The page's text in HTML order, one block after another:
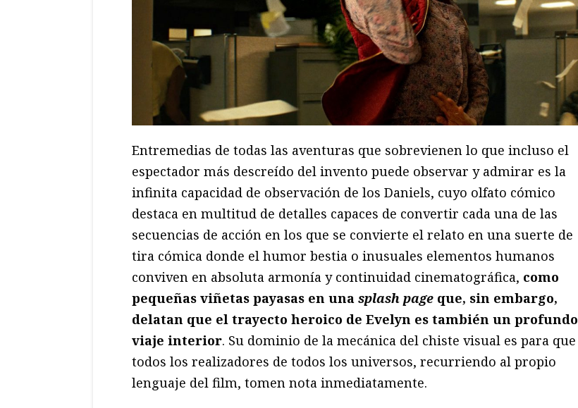
Entremedias de todas las aventuras que sobrevienen lo que incluso el
espectador más descreído del invento puede observar y admirar es la
infinita capacidad de observación de los Daniels, cuyo olfato cómico
destaca en multitud de detalles capaces de convertir cada una de las
secuencias de acción en los que se convierte el relato en una suerte de
tira cómica donde el humor bestia o inusuales elementos humanos
conviven en absoluta armonía y continuidad cinematográfica, como
pequeñas viñetas payasas en una splash page que, sin embargo,
delatan que el trayecto heroico de Evelyn es también un profundo
viaje interior. Su dominio de la mecánica del chiste visual es para que
todos los realizadores de todos los universos, recurriendo al propio
lenguaje del film, tomen nota inmediatamente.